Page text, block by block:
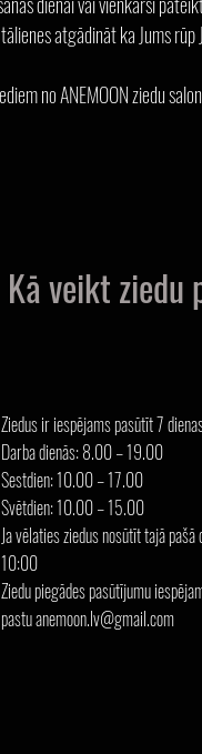
atgādināt ka Jums
no ANEMOON ziedu
Ziedus ir iespējams pasūtīt 7
Darba dienās: 8.00 – 19.00
Sestdien: 10.00 – 17.00
Svētdien: 10.00 – 15.00
Ja vēlaties ziedus nosūtīt tajā
10:00
Ziedu piegādes pasūtījumu
pastuanemoon.lv@gmail.com
Kā veikt ziedu